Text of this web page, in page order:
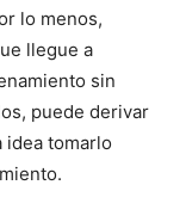
lo menos,
llegue a
sin
puede derivar
idea tomarlo